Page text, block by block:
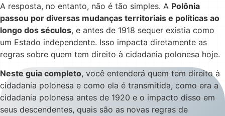
A resposta, no entanto, não é tão simples. A Polônia
passou por diversas mudanças territoriais e políticas ao
longo dos séculos, e antes de 1918 sequer existia como
um Estado independente. Isso impacta diretamente as
regras sobre quem tem direito à cidadania polonesa hoje.
Neste guia completo, você entenderá quem tem direito à
cidadania polonesa e como ela é transmitida, como era a
cidadania polonesa antes de 1920 e o impacto disso em
seus descendentes, quais são as novas regras de